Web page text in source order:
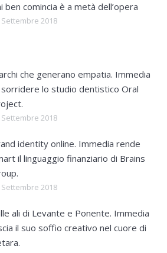
ben comincia è a metà dell’opera
Settembre 2018
che generano empatia. Immedia
lo studio dentistico Oral
Settembre 2018
identity online. Immedia rende
il linguaggio finanziario di Brains
Settembre 2018
ali di Levante e Ponente. Immedia
il suo soffio creativo nel cuore di